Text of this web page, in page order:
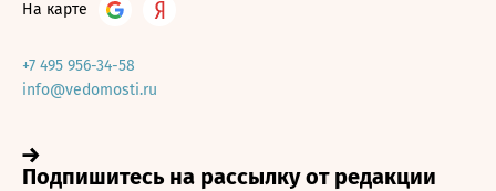
На карте
+7 495 956-34-58
info@vedomosti.ru